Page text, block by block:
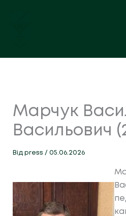
Марчук
Васильович
Від press / 05.06.2026